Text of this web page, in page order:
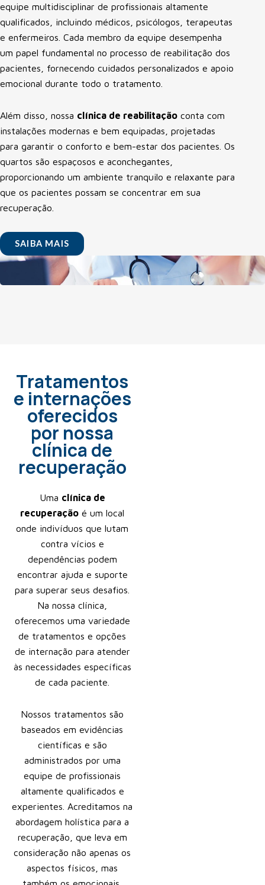
equipe multidisciplinar de profissionais altamente
qualificados, incluindo médicos, psicólogos, terapeutas
e enfermeiros. Cada membro da equipe desempenha
um papel fundamental no processo de reabilitação dos
pacientes, fornecendo cuidados personalizados e apoio
emocional durante todo o tratamento.
Além disso, nossa clínica de reabilitação conta com
instalações modernas e bem equipadas, projetadas
para garantir o conforto e bem-estar dos pacientes. Os
quartos são espaçosos e aconchegantes,
proporcionando um ambiente tranquilo e relaxante para
que os pacientes possam se concentrar em sua
recuperação.
SAIBA MAIS
Tratamentos
e internações
oferecidos
por nossa
clínica de
recuperação
Uma clínica de
recuperação é um local
onde indivíduos que lutam
contra vícios e
dependências podem
encontrar ajuda e suporte
para superar seus desafios.
Na nossa clínica,
oferecemos uma variedade
de tratamentos e opções
de internação para atender
às necessidades específicas
de cada paciente.
Nossos tratamentos são
baseados em evidências
científicas e são
administrados por uma
equipe de profissionais
altamente qualificados e
experientes. Acreditamos na
abordagem holística para a
recuperação, que leva em
consideração não apenas os
aspectos físicos, mas